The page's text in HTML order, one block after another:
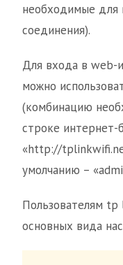
необходимые для
соединения).
Для входа в web-
можно
(комбинацию
строке интернет-
«http://
умолчанию –
Пользователям
основных вида